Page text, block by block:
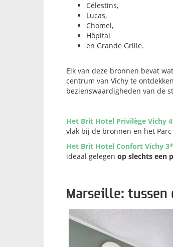
Célestins,
Lucas,
Chomel,
Hôpital
en Grande Grille.
Elk van deze bronnen bevat
centrum van Vichy te
bezienswaardigheden van de
Het Brit Hotel Privilège Vichy
vlak bij de bronnen en het
Het Brit Hotel Confort Vichy 3*
ideaal gelegen op slechts een
Marseille: tussen